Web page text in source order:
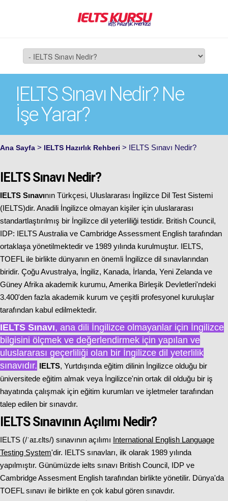
IELTS Sınavı Nedir? Ne
İşe Yarar?
Ana Sayfa > IELTS Hazırlık Rehberi > IELTS Sınavı Nedir?
IELTS Sınavı Nedir?
IELTS Sınavının Türkçesi, Uluslararası İngilizce Dil Test Sistemi
(IELTS)dir. Anadili İngilizce olmayan kişiler için uluslararası
standartlaştırılmış bir İngilizce dil yeterliliği testidir. British Council,
IDP: IELTS Australia ve Cambridge Assessment English tarafından
ortaklaşa yönetilmektedir ve 1989 yılında kurulmuştur. IELTS,
TOEFL ile birlikte dünyanın en önemli İngilizce dil sınavlarından
biridir. Çoğu Avustralya, İngiliz, Kanada, İrlanda, Yeni Zelanda ve
Güney Afrika akademik kurumu, Amerika Birleşik Devletleri'ndeki
3.400'den fazla akademik kurum ve çeşitli profesyonel kuruluşlar
tarafından kabul edilmektedir.
IELTS Sınavı, ana dili İngilizce olmayanlar için İngilizce
bilgisini ölçmek ve değerlendirmek için yapılan ve
uluslararası geçerliliği olan bir İngilizce dil yeterlilik
sınavıdır. IELTS, Yurtdışında eğitim dilinin İngilizce olduğu bir
üniversitede eğitim almak veya İngilizce'nin ortak dil olduğu bir iş
hayatında çalışmak için eğitim kurumları ve işletmeler tarafından
talep edilen bir sınavdır.
IELTS Sınavının Açılımı Nedir?
IELTS (/ˈaɪ.ɛlts/) sınavının açılımı International English Language
Testing System'dir. IELTS sınavları, ilk olarak 1989 yılında
yapılmıştır. Günümüzde ielts sınavı British Council, IDP ve
Cambridge Assesment English tarafından birlikte yönetilir. Dünya'da
TOEFL sınavı ile birlikte en çok kabul gören sınavdır.